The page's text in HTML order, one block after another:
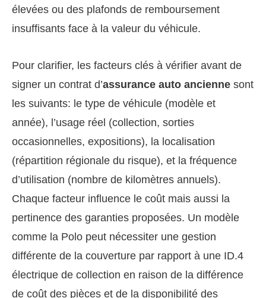
élevées ou des plafonds de remboursement
insuffisants face à la valeur du véhicule.
Pour clarifier, les facteurs clés à vérifier avant de
signer un contrat d’assurance auto ancienne sont
les suivants: le type de véhicule (modèle et
année), l’usage réel (collection, sorties
occasionnelles, expositions), la localisation
(répartition régionale du risque), et la fréquence
d’utilisation (nombre de kilomètres annuels).
Chaque facteur influence le coût mais aussi la
pertinence des garanties proposées. Un modèle
comme la Polo peut nécessiter une gestion
différente de la couverture par rapport à une ID.4
électrique de collection en raison de la différence
de coût des pièces et de la disponibilité des